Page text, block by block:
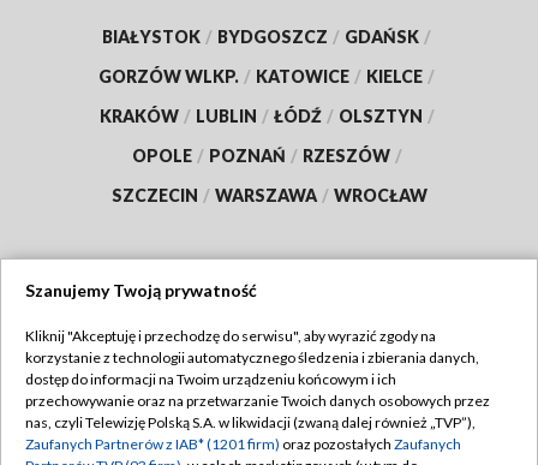
BIAŁYSTOK / BYDGOSZCZ / GDAŃSK /
GORZÓW WLKP. / KATOWICE / KIELCE /
KRAKÓW / LUBLIN / ŁÓDŹ / OLSZTYN /
OPOLE / POZNAŃ / RZESZÓW /
SZCZECIN / WARSZAWA / WROCŁAW
TVP
Abonament TVP
Emisja w TVP
Regulamin TVP
Polityka prywatności
Szanujemy Twoją prywatność
Kliknij "Akceptuję i przechodzę do serwisu", aby wyrazić zgody na
korzystanie z technologii automatycznego śledzenia i zbierania danych,
dostęp do informacji na Twoim urządzeniu końcowym i ich
przechowywanie oraz na przetwarzanie Twoich danych osobowych przez
nas, czyli Telewizję Polską S.A. w likwidacji (zwaną dalej również „TVP”),
Zaufanych Partnerów z IAB* (1201 firm) oraz pozostałych Zaufanych